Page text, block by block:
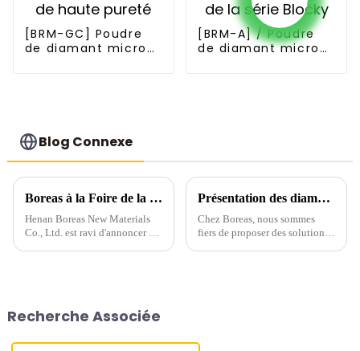
[BRM-GC] Poudre
de diamant micron
[BRM-A] / Poudre
de diamant micron
Blog Connexe
Boreas à la Foire de la pierre Marmomac de Vérone 2019
Henan Boreas New Materials
Co., Ltd. est ravi d'annoncer sa
renommée internationale…
Présentation des diamants en grappe de Boreas : révolutionner les applications industrielles
Chez Boreas, nous sommes
fiers de proposer des solutions
Recherche Associée